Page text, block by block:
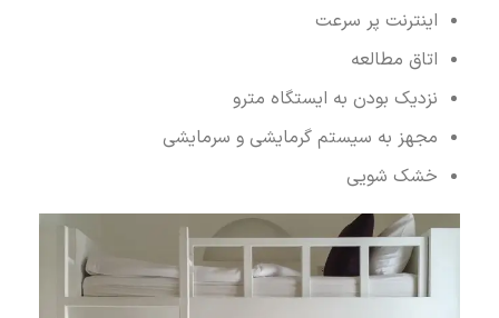
اینترنت پر سرعت
اتاق مطالعه
نزدیک بودن به ایستگاه مترو
مجهز به سیستم گرمایشی و سرمایشی
خشک شویی